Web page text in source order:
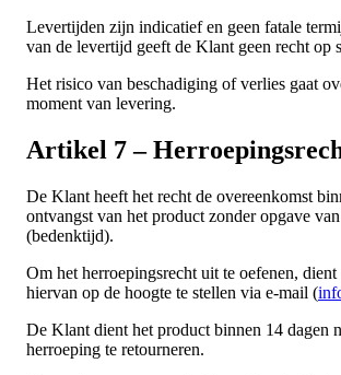
Levertijden zijn indicatief en geen fatale
van de levertijd geeft de Klant geen recht op
Het risico van beschadiging of verlies gaat
moment van levering.
Artikel 7 –
De Klant heeft het recht de overeenkomst
ontvangst van het product zonder opgave
(bedenktijd).
Om het herroepingsrecht uit te oefenen,
hiervan op de hoogte te stellen via e-mail (
De Klant dient het product binnen 14 dagen
herroeping te retourneren.